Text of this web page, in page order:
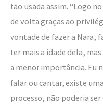
tão usada assim. “Logo
de volta graças ao
vontade de fazer a Nara,
ter mais a idade dela,
a menor importância. Eu
falar ou cantar, existe
processo, não poderia